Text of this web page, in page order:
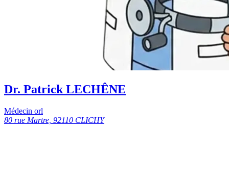
Dr. Patrick LECHÊNE
Médecin orl
80 rue Martre, 92110 CLICHY